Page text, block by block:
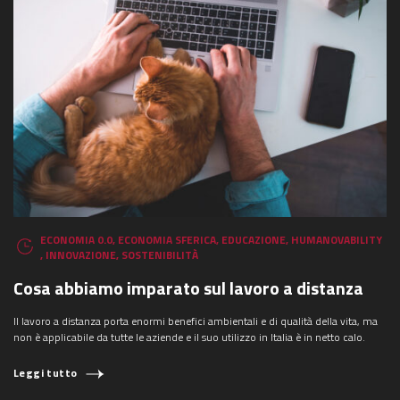
ECONOMIA 0.0, ECONOMIA SFERICA, EDUCAZIONE, HUMANOVABILITY
, INNOVAZIONE, SOSTENIBILITÀ
Cosa abbiamo imparato sul lavoro a distanza
Il lavoro a distanza porta enormi benefici ambientali e di qualità della vita, ma
non è applicabile da tutte le aziende e il suo utilizzo in Italia è in netto calo.
Leggi tutto